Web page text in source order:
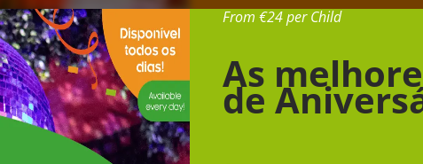
From €24 per Child
As
de